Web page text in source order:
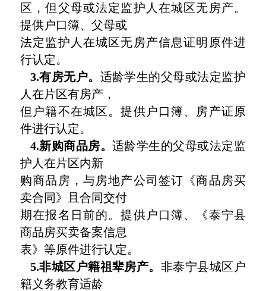
区，但父母或法定监护人在城区无房产。
提供户口簿、父母或
法定监护人在城区无房产信息证明原件进
行认定。
3.有房无户。 适龄学生的父母或法定监护
人在片区有房产，
但户籍不在城区。提供户口簿、房产证原
件进行认定。
4.新购商品房。 适龄学生的父母或法定监
护人在片区内新
购商品房，与房地产公司签订《商品房买
卖合同》且合同交付
期在报名日前的。提供户口簿、《泰宁县
商品房买卖备案信息
表》等原件进行认定。
5.非城区户籍祖辈房产。 非泰宁县城区户
籍义务教育适龄